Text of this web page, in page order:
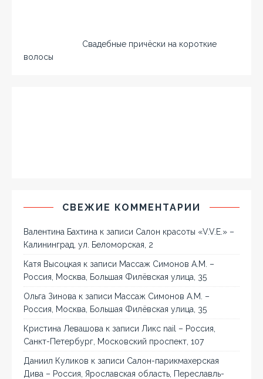
Свадебные причёски на короткие
волосы
СВЕЖИЕ КОММЕНТАРИИ
Валентина Бахтина к записи Салон красоты «V.V.E.» –
Калининград, ул. Беломорская, 2
Катя Высоцкая к записи Массаж Симонов А.М. –
Россия, Москва, Большая Филёвская улица, 35
Ольга Зинова к записи Массаж Симонов А.М. –
Россия, Москва, Большая Филёвская улица, 35
Кристина Левашова к записи Ликс nail – Россия,
Санкт-Петербург, Московский проспект, 107
Даниил Куликов к записи Салон-парикмахерская
Дива – Россия, Ярославская область, Переславль-